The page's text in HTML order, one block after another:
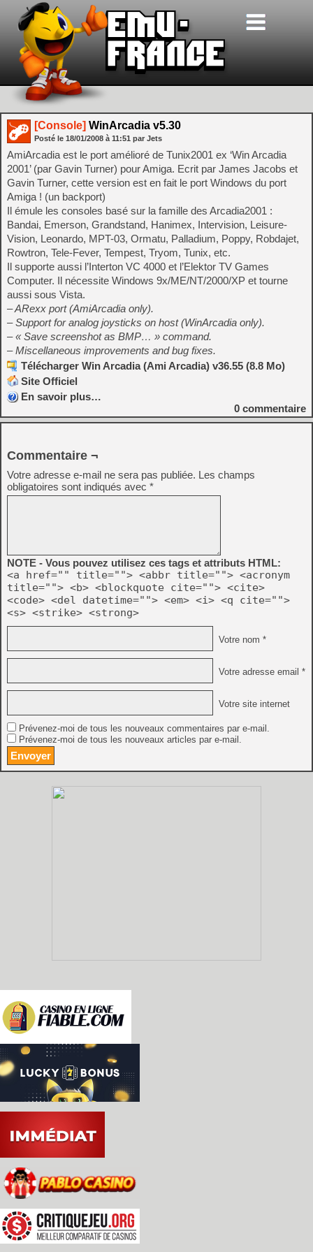
[Console] WinArcadia v5.30
Posté le 18/01/2008 à 11:51 par Jets
AmiArcadia est le port amélioré de Tunix2001 ex ‘Win Arcadia
2001’ (par Gavin Turner) pour Amiga. Ecrit par James Jacobs et
Gavin Turner, cette version est en fait le port Windows du port
Amiga ! (un backport)
Il émule les consoles basé sur la famille des Arcadia2001 :
Bandai, Emerson, Grandstand, Hanimex, Intervision, Leisure-
Vision, Leonardo, MPT-03, Ormatu, Palladium, Poppy, Robdajet,
Rowtron, Tele-Fever, Tempest, Tryom, Tunix, etc.
Il supporte aussi l’Interton VC 4000 et l’Elektor TV Games
Computer. Il nécessite Windows 9x/ME/NT/2000/XP et tourne
aussi sous Vista.
– ARexx port (AmiArcadia only).
– Support for analog joysticks on host (WinArcadia only).
– « Save screenshot as BMP… » command.
– Miscellaneous improvements and bug fixes.
Télécharger Win Arcadia (Ami Arcadia) v36.55 (8.8 Mo)
Site Officiel
En savoir plus…
0 commentaire
Commentaire ¬
Votre adresse e-mail ne sera pas publiée. Les champs
obligatoires sont indiqués avec *
NOTE - Vous pouvez utilisez ces tags et attributs HTML:
<a href="" title=""> <abbr title=""> <acronym
title=""> <b> <blockquote cite=""> <cite>
<code> <del datetime=""> <em> <i> <q cite="">
<s> <strike> <strong>
Votre nom *
Votre adresse email *
Votre site internet
Prévenez-moi de tous les nouveaux commentaires par e-mail.
Prévenez-moi de tous les nouveaux articles par e-mail.